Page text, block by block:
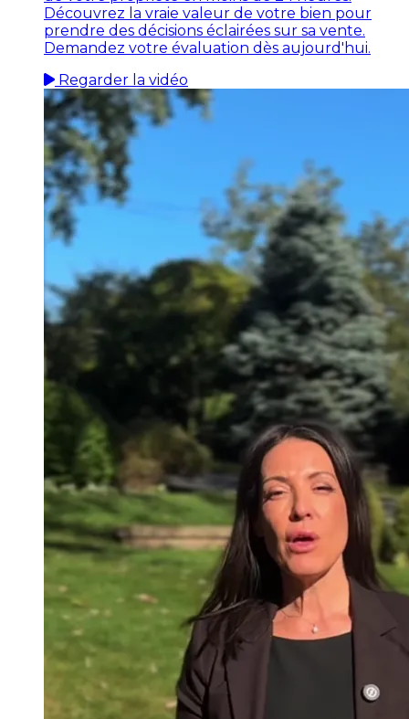
Découvrez la vraie valeur de votre bien pour
prendre des décisions éclairées sur sa vente.
Demandez votre évaluation dès aujourd'hui.
Regarder la vidéo